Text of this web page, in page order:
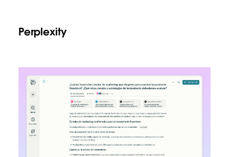
Perplexity